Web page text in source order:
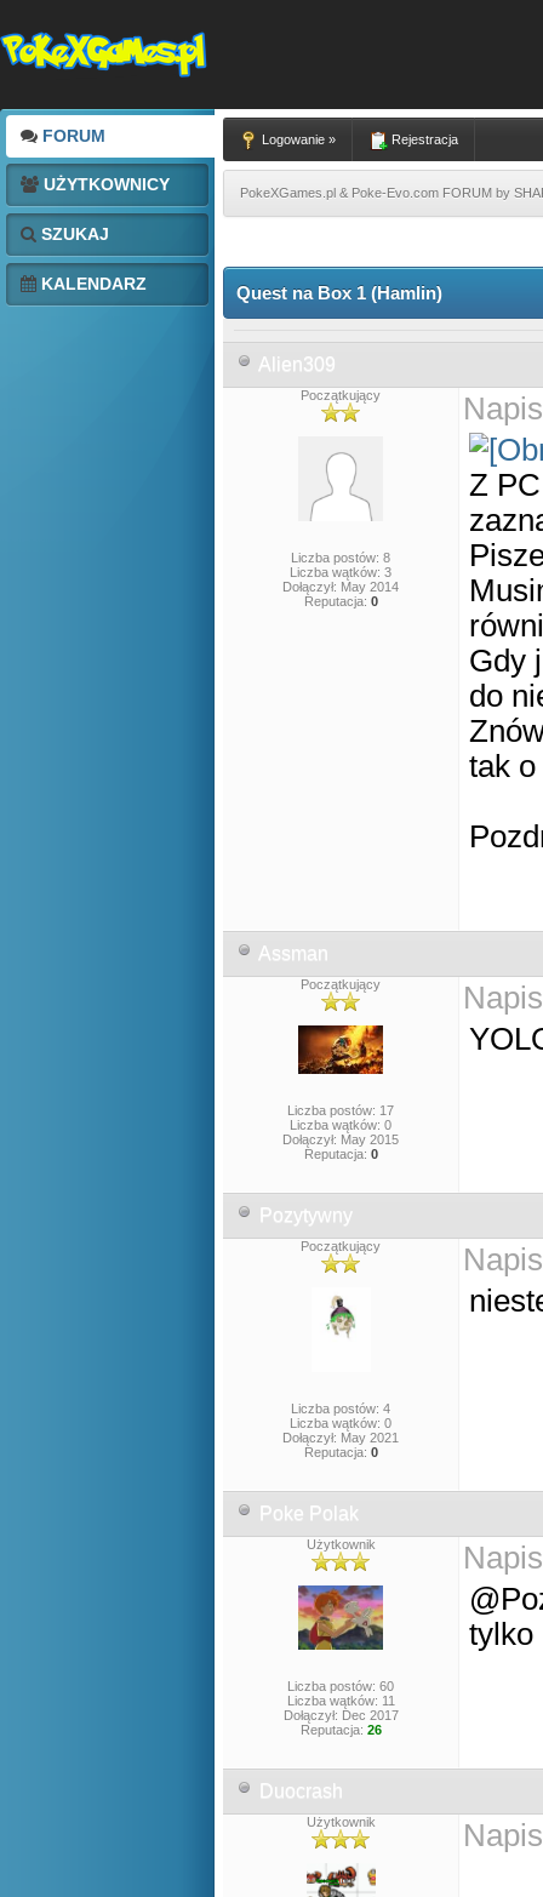
FORUM
UŻYTKOWNICY
SZUKAJ
KALENDARZ
Logowanie » Rejestracja
PokeXGames.pl & Poke-Evo.com FORUM by
Quest na Box 1 (Hamlin)
Alien309
Początkujący
Liczba postów: 8
Liczba wątków: 3
Dołączył: May 2014
Reputacja: 0
Z
Gdy
do
tak
Assman
Początkujący
Liczba postów: 17
Liczba wątków: 0
Dołączył: May 2015
Reputacja: 0
Pozytywny
Początkujący
Liczba postów: 4
Liczba wątków: 0
Dołączył: May 2021
Reputacja: 0
Poke Polak
Użytkownik
Liczba postów: 60
Liczba wątków: 11
Dołączył: Dec 2017
Reputacja: 26
tylko
Duocrash
Użytkownik